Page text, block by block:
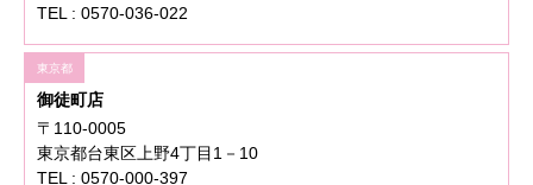
TEL : 0570-036-022
東京都
御徒町店
〒110-0005
東京都台東区上野4丁目1－10
TEL : 0570-000-397